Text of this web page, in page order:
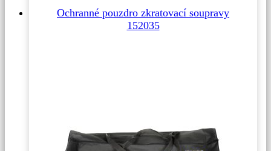
Ochranné pouzdro zkratovací soupravy
152035